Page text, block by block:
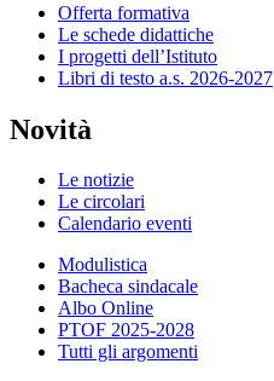
Offerta formativa
Le schede didattiche
I progetti dell’Istituto
Libri di testo a.s. 2026-2027
Novità
Le notizie
Le circolari
Calendario eventi
Modulistica
Bacheca sindacale
Albo Online
PTOF 2025-2028
Tutti gli argomenti